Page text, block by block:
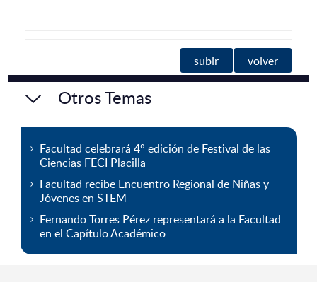
subir volver
Otros Temas
Facultad celebrará 4° edición de Festival de las
Ciencias FECI Placilla
Facultad recibe Encuentro Regional de Niñas y
Jóvenes en STEM
Fernando Torres Pérez representará a la Facultad
en el Capítulo Académico